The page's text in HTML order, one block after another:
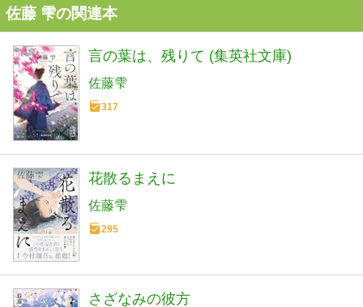
佐藤 雫の関連本
言の葉は、残りて (集英社文庫)
佐藤雫
317
花散るまえに
佐藤雫
295
さざなみの彼方